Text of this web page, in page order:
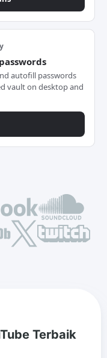
autofill passwords
vault on desktop and
Terbaik